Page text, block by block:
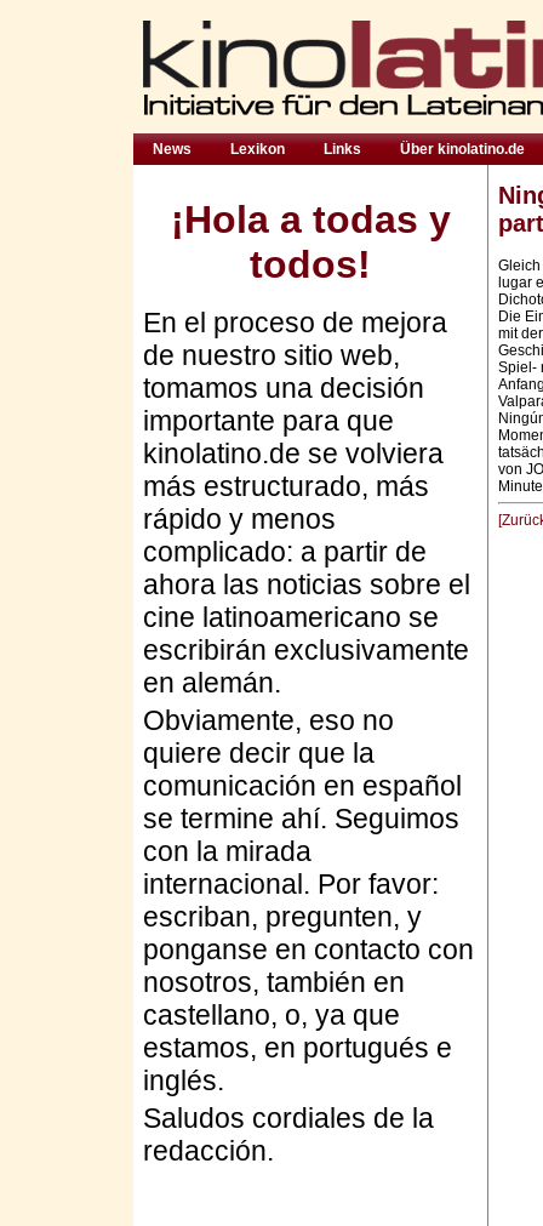
News Lexikon Links Über kinolatino.de
¡Hola a todas y
todos!
En el proceso de mejora
de nuestro sitio web,
tomamos una decisión
importante para que
kinolatino.de se volviera
más estructurado, más
rápido y menos
complicado: a partir de
ahora las noticias sobre el
cine latinoamericano se
escribirán exclusivamente
en alemán.
Obviamente, eso no
quiere decir que la
comunicación en español
se termine ahí. Seguimos
con la mirada
internacional. Por favor:
escriban, pregunten, y
ponganse en contacto con
nosotros, también en
castellano, o, ya que
estamos, en portugués e
inglés.
Saludos cordiales de la
redacción.
lugar
Die
mit
Spiel-
von